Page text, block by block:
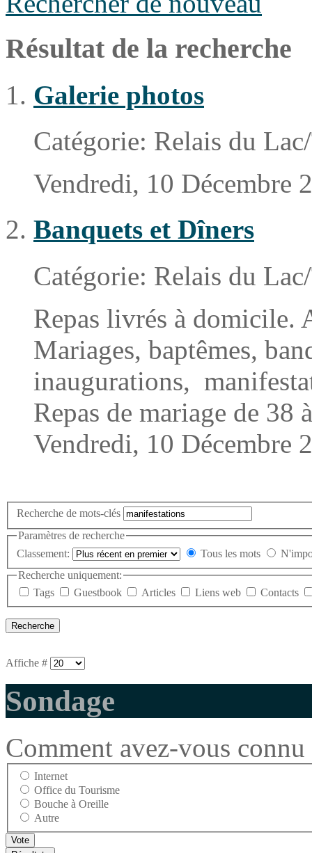
Résultat de la recherche
Galerie photos
Catégorie: Relais du
Vendredi, 10 Décembre
Banquets et Dîners
Catégorie: Relais du
Repas livrés à domicile.
Mariages, baptêmes,
inaugurations,
Repas de mariage de 38
Vendredi, 10 Décembre
Recherche de mots-clés
Paramètres de recherche
Classement:
Tous les mots
Recherche uniquement:
Tags
Guestbook Articles Liens web Contacts
Affiche #
Sondage
Comment avez-vous
Internet
Office du Tourisme
Bouche à Oreille
Autre